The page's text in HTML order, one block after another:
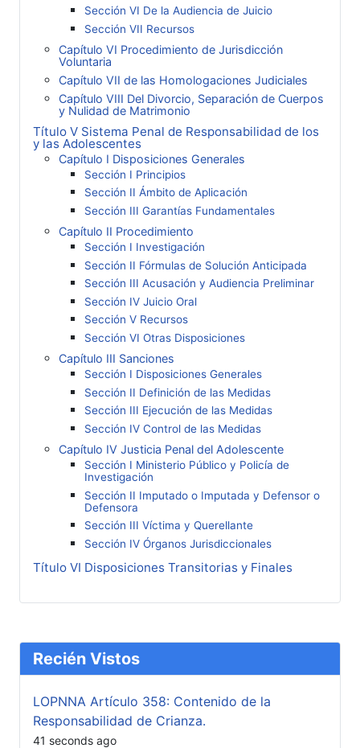
Sección VI De la Audiencia de Juicio
Sección VII Recursos
Capítulo VI Procedimiento de Jurisdicción
Voluntaria
Capítulo VII de las Homologaciones Judiciales
Capítulo VIII Del Divorcio, Separación de Cuerpos
y Nulidad de Matrimonio
Título V Sistema Penal de Responsabilidad de los
y las Adolescentes
Capítulo I Disposiciones Generales
Sección I Principios
Sección II Ámbito de Aplicación
Sección III Garantías Fundamentales
Capítulo II Procedimiento
Sección I Investigación
Sección II Fórmulas de Solución Anticipada
Sección III Acusación y Audiencia Preliminar
Sección IV Juicio Oral
Sección V Recursos
Sección VI Otras Disposiciones
Capítulo III Sanciones
Sección I Disposiciones Generales
Sección II Definición de las Medidas
Sección III Ejecución de las Medidas
Sección IV Control de las Medidas
Capítulo IV Justicia Penal del Adolescente
Sección I Ministerio Público y Policía de
Investigación
Sección II Imputado o Imputada y Defensor o
Defensora
Sección III Víctima y Querellante
Sección IV Órganos Jurisdiccionales
Título VI Disposiciones Transitorias y Finales
Recién Vistos
LOPNNA Artículo 358: Contenido de la
Responsabilidad de Crianza.
41 seconds ago